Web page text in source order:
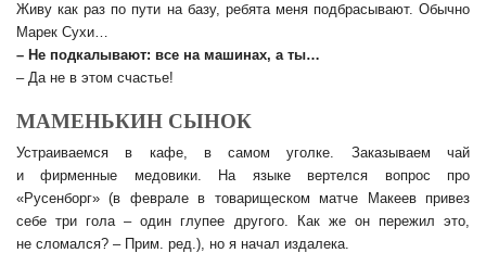
Живу как раз по пути на базу, ребята меня подбрасывают. Обычно
Марек Сухи…
– Не подкалывают: все на машинах, а ты…
– Да не в этом счастье!
МАМЕНЬКИН СЫНОК
Устраиваемся в кафе, в самом уголке. Заказываем чай
и фирменные медовики. На языке вертелся вопрос про
«Русенборг» (в феврале в товарищеском матче Макеев привез
себе три гола – один глупее другого. Как же он пережил это,
не сломался? – Прим. ред.), но я начал издалека.